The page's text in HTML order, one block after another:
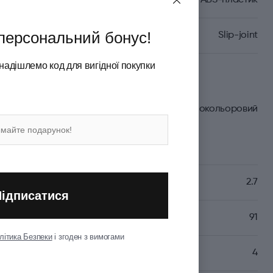
Slip-joint
Різнокольоровий
2.7
91
4
бонус!
код для вигідної покупки
Безпекиі згоден з вимогами